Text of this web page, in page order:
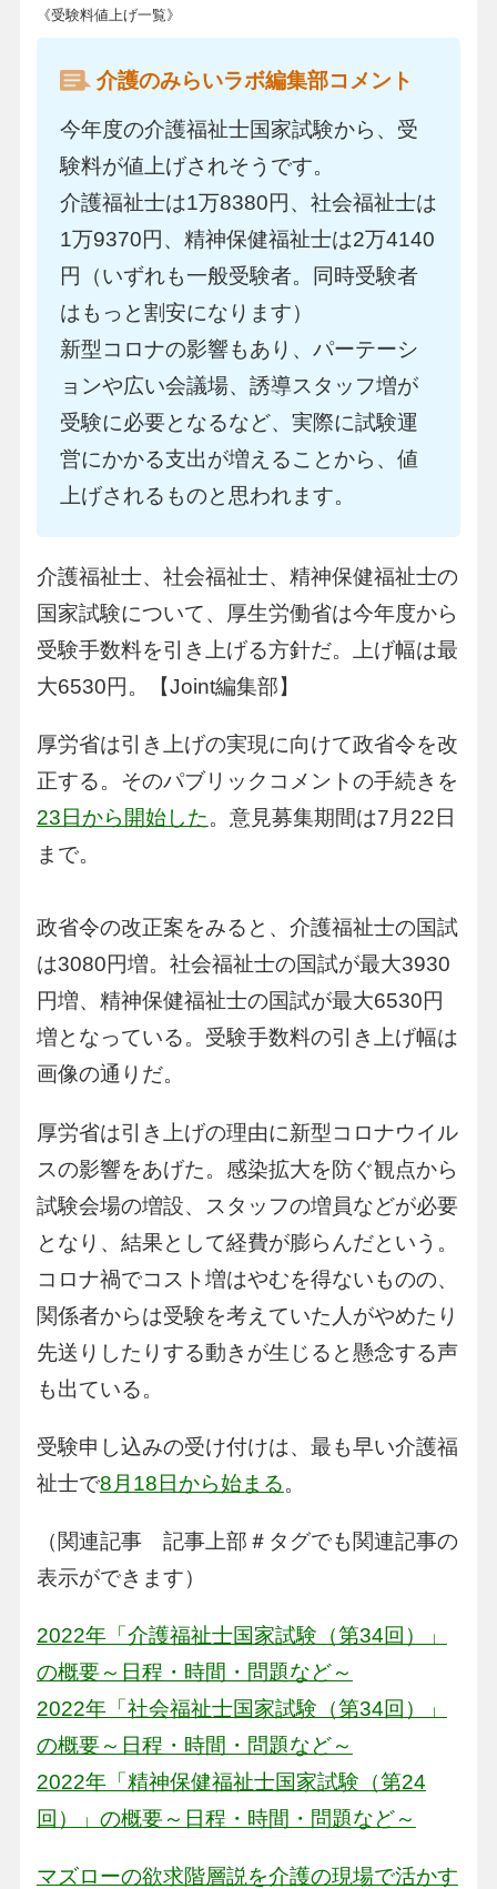
《受験料値上げ一覧》
介護のみらいラボ編集部コメント
今年度の介護福祉士国家試験から、受
験料が値上げされそうです。
介護福祉士は1万8380円、社会福祉士は
1万9370円、精神保健福祉士は2万4140
円（いずれも一般受験者。同時受験者
はもっと割安になります）
新型コロナの影響もあり、パーテーシ
ョンや広い会議場、誘導スタッフ増が
受験に必要となるなど、実際に試験運
営にかかる支出が増えることから、値
上げされるものと思われます。
介護福祉士、社会福祉士、精神保健福祉士の
国家試験について、厚生労働省は今年度から
受験手数料を引き上げる方針だ。上げ幅は最
大6530円。【Joint編集部】
厚労省は引き上げの実現に向けて政省令を改
正する。そのパブリックコメントの手続きを
23日から開始した。意見募集期間は7月22日
まで。
政省令の改正案をみると、介護福祉士の国試
は3080円増。社会福祉士の国試が最大3930
円増、精神保健福祉士の国試が最大6530円
増となっている。受験手数料の引き上げ幅は
画像の通りだ。
厚労省は引き上げの理由に新型コロナウイル
スの影響をあげた。感染拡大を防ぐ観点から
試験会場の増設、スタッフの増員などが必要
となり、結果として経費が膨らんだという。
コロナ禍でコスト増はやむを得ないものの、
関係者からは受験を考えていた人がやめたり
先送りしたりする動きが生じると懸念する声
も出ている。
受験申し込みの受け付けは、最も早い介護福
祉士で8月18日から始まる。
（関連記事 記事上部＃タグでも関連記事の
表示ができます）
2022年「介護福祉士国家試験（第34回）」
の概要～日程・時間・問題など～
2022年「社会福祉士国家試験（第34回）」
の概要～日程・時間・問題など～
2022年「精神保健福祉士国家試験（第24
回）」の概要～日程・時間・問題など～
マズローの欲求階層説を介護の現場で活かす